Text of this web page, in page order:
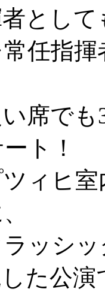
とし
任指
席で
ト！
ィヒ
ッシ
た公